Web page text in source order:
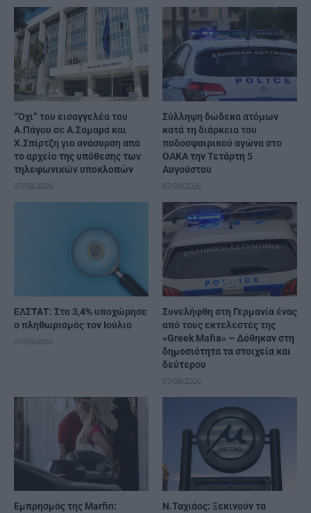
“Όχι” του εισαγγελέα του
Α.Πάγου σε Α.Σαμαρά και
Χ.Σπίρτζη για ανάσυρση από
το αρχείο της υπόθεσης των
τηλεφωνικών υποκλοπών
07/08/2026
Σύλληψη δώδεκα ατόμων
κατά τη διάρκεια του
ποδοσφαιρικού αγώνα στο
ΟΑΚΑ την Τετάρτη 5
Αυγούστου
07/08/2026
ΕΛΣΤΑΤ: Στο 3,4% υποχώρησε
ο πληθωρισμός τον Ιούλιο
07/08/2026
Συνελήφθη στη Γερμανία ένας
από τους εκτελεστές της
«Greek Mafia» – Δόθηκαν στη
δημοσιότητα τα στοιχεία και
δεύτερου
07/08/2026
Εμπρησμός της Marfin:
Ν.Ταχιάος: Ξεκινούν τα